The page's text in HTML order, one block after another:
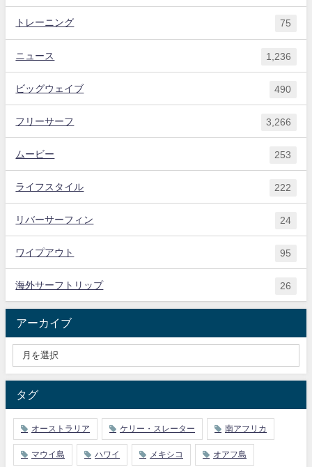
トレーニング 75
ニュース 1,236
ビッグウェイブ 490
フリーサーフ 3,266
ムービー 253
ライフスタイル 222
リバーサーフィン 24
ワイプアウト 95
海外サーフトリップ 26
アーカイブ
タグ
オーストラリア ケリー・スレーター 南アフリカ
マウイ島 ハワイ メキシコ オアフ島